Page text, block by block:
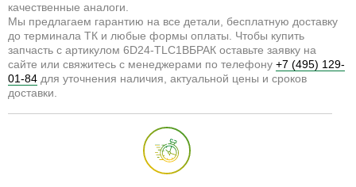
качественные аналоги.
Мы предлагаем гарантию на все детали, бесплатную доставку
до терминала ТК и любые формы оплаты. Чтобы купить
запчасть с артикулом 6D24-TLC1BБРАК оставьте заявку на
сайте или свяжитесь с менеджерами по телефону +7 (495) 129-
01-84 для уточнения наличия, актуальной цены и сроков
доставки.